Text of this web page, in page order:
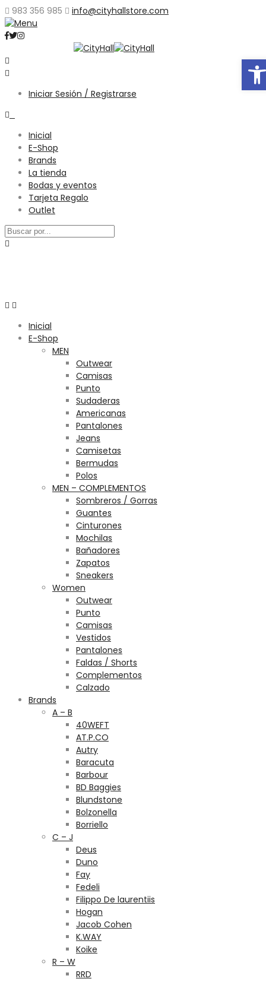
983 356 985 info@cityhallstore.com
Iniciar Sesión / Registrarse
Inicial
E-Shop
Brands
La tienda
Bodas y eventos
Tarjeta Regalo
Outlet
Inicial
E-Shop
MEN
Outwear
Camisas
Punto
Sudaderas
Americanas
Pantalones
Jeans
Camisetas
Bermudas
Polos
MEN – COMPLEMENTOS
Sombreros / Gorras
Guantes
Cinturones
Mochilas
Bañadores
Zapatos
Sneakers
Women
Outwear
Punto
Camisas
Vestidos
Pantalones
Faldas / Shorts
Complementos
Calzado
Brands
A – B
40WEFT
AT.P.CO
Autry
Baracuta
Barbour
BD Baggies
Blundstone
Bolzonella
Borriello
C – J
Deus
Duno
Fay
Fedeli
Filippo De laurentiis
Hogan
Jacob Cohen
K.WAY
Koike
R – W
RRD